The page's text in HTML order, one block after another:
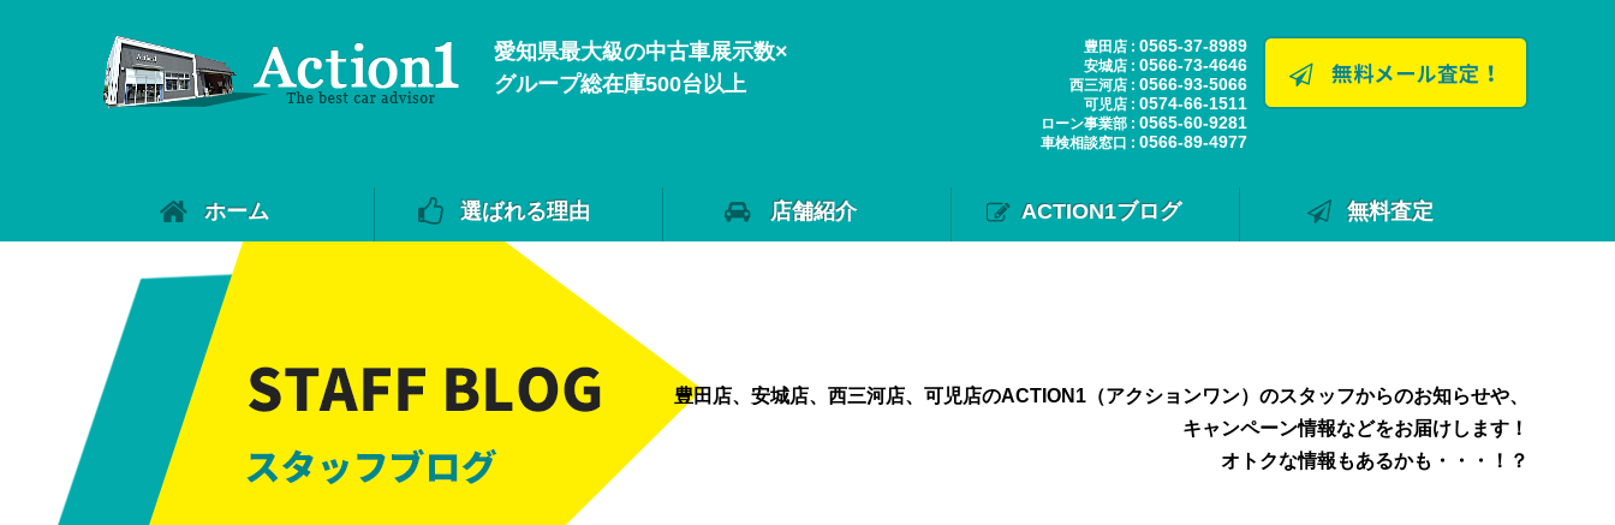
愛知県最大級の中古車展示数×
グループ総在庫500台以上
豊田店 : 0565-37-8989
安城店 : 0566-73-4646
西三河店 : 0566-93-5066
可児店 : 0574-66-1511
ローン事業部 : 0565-60-9281
車検相談窓口 : 0566-89-4977
ホーム 選ばれる理由 店舗紹介 ACTION1ブログ 無料査定
豊田店、安城店、西三河店、可児店のACTION1（アクションワン）のスタッフからのお知らせや、
キャンペーン情報などをお届けします！
オトクな情報もあるかも・・・！？